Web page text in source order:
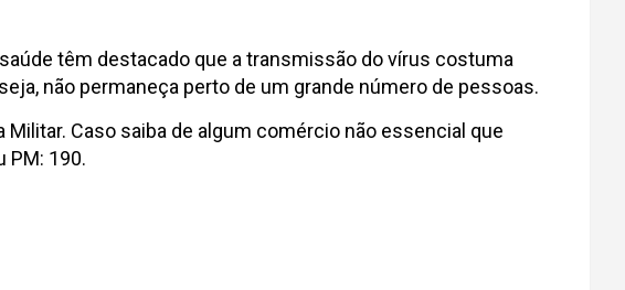
têm destacado que a transmissão do vírus costuma
não permaneça perto de um grande número de pessoas.
Caso saiba de algum comércio não essencial que
PM: 190.